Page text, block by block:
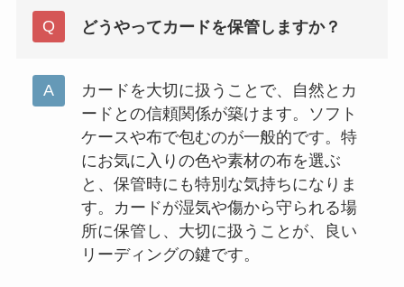
どうやってカードを保管しますか？
カードを大切に扱うことで、自然とカ
ードとの信頼関係が築けます。ソフト
ケースや布で包むのが一般的です。特
にお気に入りの色や素材の布を選ぶ
と、保管時にも特別な気持ちになりま
す。カードが湿気や傷から守られる場
所に保管し、大切に扱うことが、良い
リーディングの鍵です。